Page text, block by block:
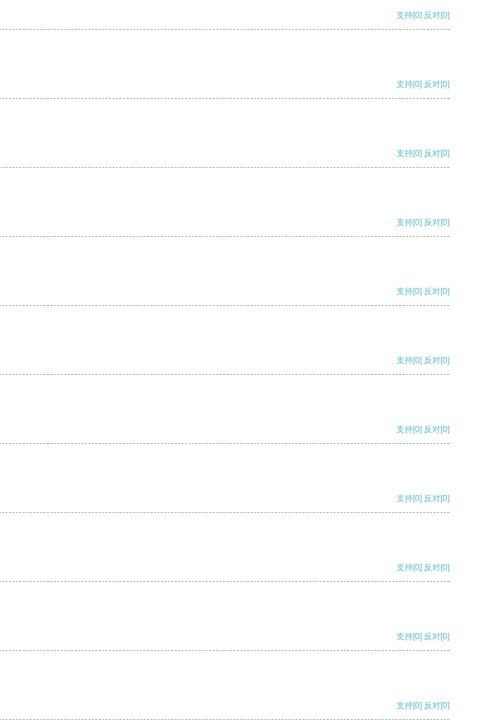
支持[0] 反对[0]
支持[0] 反对[0]
支持[0] 反对[0]
支持[0] 反对[0]
支持[0] 反对[0]
支持[0] 反对[0]
支持[0] 反对[0]
支持[0] 反对[0]
支持[0] 反对[0]
支持[0] 反对[0]
支持[0] 反对[0]